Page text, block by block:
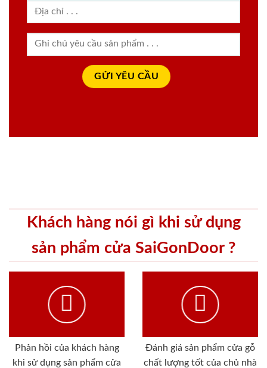
Khách hàng nói gì khi sử dụng
sản phẩm cửa SaiGonDoor ?
Phản hồi của khách hàng
khi sử dụng sản phẩm cửa
Đánh giá sản phẩm cửa gỗ
chất lượng tốt của chủ nhà